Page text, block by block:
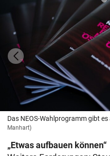
Das NEOS-Wahlprogramm gibt
Manhart)
„Etwas aufbauen können“